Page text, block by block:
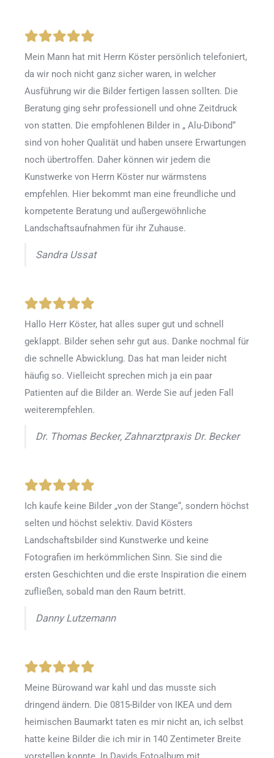
Mein Mann hat mit Herrn Köster persönlich telefoniert,
da wir noch nicht ganz sicher waren, in welcher
Ausführung wir die Bilder fertigen lassen sollten. Die
Beratung ging sehr professionell und ohne Zeitdruck
von statten. Die empfohlenen Bilder in „ Alu-Dibond“
sind von hoher Qualität und haben unsere Erwartungen
noch übertroffen. Daher können wir jedem die
Kunstwerke von Herrn Köster nur wärmstens
empfehlen. Hier bekommt man eine freundliche und
kompetente Beratung und außergewöhnliche
Landschaftsaufnahmen für ihr Zuhause.
Sandra Ussat
Hallo Herr Köster, hat alles super gut und schnell
geklappt. Bilder sehen sehr gut aus. Danke nochmal für
die schnelle Abwicklung. Das hat man leider nicht
häufig so. Vielleicht sprechen mich ja ein paar
Patienten auf die Bilder an. Werde Sie auf jeden Fall
weiterempfehlen.
Dr. Thomas Becker, Zahnarztpraxis Dr. Becker
Ich kaufe keine Bilder „von der Stange“, sondern höchst
selten und höchst selektiv. David Kösters
Landschaftsbilder sind Kunstwerke und keine
Fotografien im herkömmlichen Sinn. Sie sind die
ersten Geschichten und die erste Inspiration die einem
zufließen, sobald man den Raum betritt.
Danny Lutzemann
Meine Bürowand war kahl und das musste sich
dringend ändern. Die 0815-Bilder von IKEA und dem
heimischen Baumarkt taten es mir nicht an, ich selbst
hatte keine Bilder die ich mir in 140 Zentimeter Breite